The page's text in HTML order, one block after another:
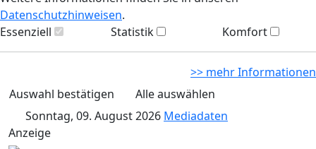
Datenschutzhinweisen.
Essenziell
Statistik Komfort
>> mehr Informationen
Auswahl bestätigen
Alle auswählen
Sonntag, 09. August 2026 Mediadaten
Anzeige